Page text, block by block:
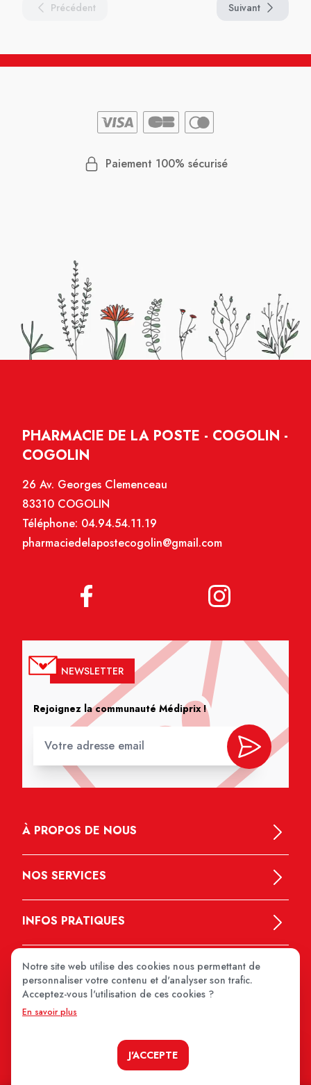
Précédent Suivant
Paiement 100% sécurisé
PHARMACIE DE LA POSTE - COGOLIN -
COGOLIN
26 Av. Georges Clemenceau
83310 COGOLIN
Téléphone: 04.94.54.11.19
pharmaciedelapostecogolin@gmail.com
NEWSLETTER
Rejoignez la communauté Médiprix !
À PROPOS DE NOUS
NOS SERVICES
INFOS PRATIQUES
Notre site web utilise des cookies nous permettant de
personnaliser votre contenu et d'analyser son trafic.
Acceptez-vous l'utilisation de ces cookies ?
En savoir plus
J'ACCEPTE